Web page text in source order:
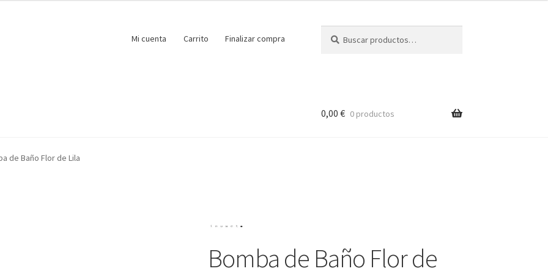
Mi cuenta Carrito Finalizar compra
por:
0,00 € 0 productos
de Baño Flor de Lila
Bomba de Baño Flor de